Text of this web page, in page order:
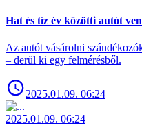
Hat és tíz év közötti autót
Az autót vásárolni
– derül ki egy felmérésből.
2025.01.09. 06:24
2025.01.09. 06:24